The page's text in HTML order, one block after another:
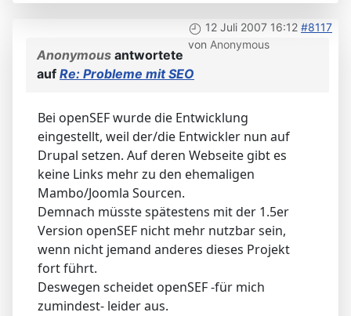
12 Juli 2007 16:12 #8117
von Anonymous
Anonymous antwortete
auf Re: Probleme mit SEO
Bei openSEF wurde die Entwicklung
eingestellt, weil der/die Entwickler nun auf
Drupal setzen. Auf deren Webseite gibt es
keine Links mehr zu den ehemaligen
Mambo/Joomla Sourcen.
Demnach müsste spätestens mit der 1.5er
Version openSEF nicht mehr nutzbar sein,
wenn nicht jemand anderes dieses Projekt
fort führt.
Deswegen scheidet openSEF -für mich
zumindest- leider aus.